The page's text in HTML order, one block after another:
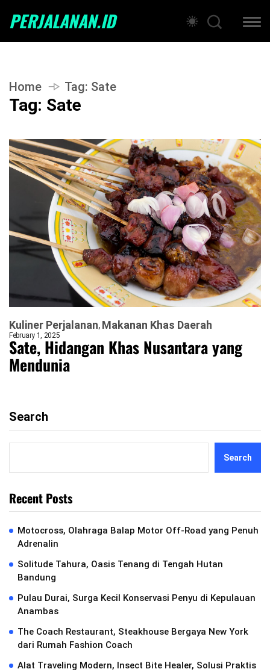
PERJALANAN.ID
Home Tag: Sate
Tag: Sate
Kuliner Perjalanan Makanan Khas Daerah
February 1, 2025
Sate, Hidangan Khas Nusantara yang
Mendunia
Search
Search
Recent Posts
Motocross, Olahraga Balap Motor Off-Road yang Penuh
Adrenalin
Solitude Tahura, Oasis Tenang di Tengah Hutan
Bandung
Pulau Durai, Surga Kecil Konservasi Penyu di Kepulauan
Anambas
The Coach Restaurant, Steakhouse Bergaya New York
dari Rumah Fashion Coach
Alat Traveling Modern, Insect Bite Healer, Solusi Praktis